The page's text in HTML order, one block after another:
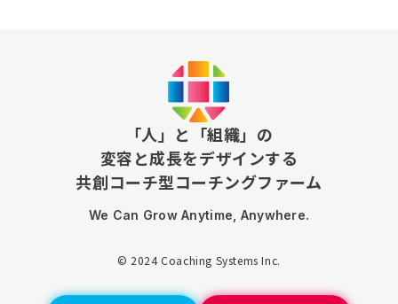
「人」と「組織」の
変容と成長をデザインする
共創コーチ型コーチングファーム
We Can Grow Anytime, Anywhere.
© 2024 Coaching Systems Inc.